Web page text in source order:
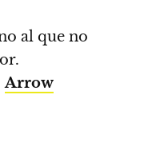
al que no
Arrow